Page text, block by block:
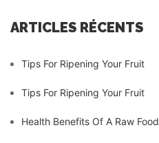
ARTICLES RÉCENTS
Tips For Ripening Your Fruit
Tips For Ripening Your Fruit
Health Benefits Of A Raw Food